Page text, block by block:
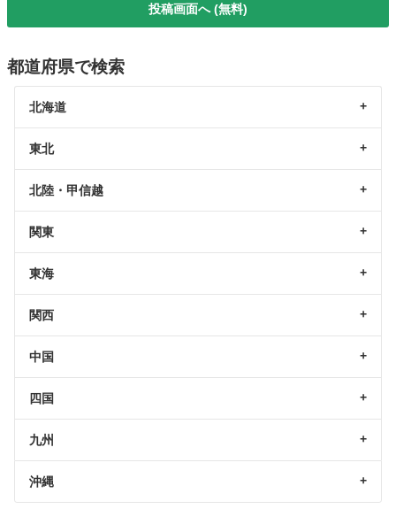
投稿画面へ (無料)
都道府県で検索
北海道
東北
北陸・甲信越
関東
東海
関西
中国
四国
九州
沖縄